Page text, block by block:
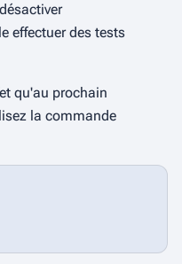
effectuer des tests
qu'au prochain
la commande